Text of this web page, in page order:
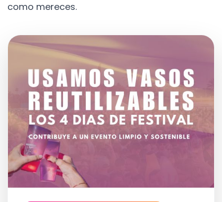
como mereces.